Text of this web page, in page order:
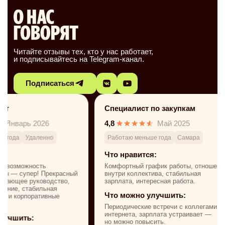
Читайте отзывы тех, кто у нас работает,
и подписывайтесь на Telegram-канал.
Подписаться
Специалист по закупкам
4,8
Май 2025
Работаю меньше года Самара
Комфортный график работы, отношение
внутри коллектива, стабильная
зарплата, интересная работа.
Что можно улучшить:
Периодические встречи с коллегами вне
интернета, зарплата устраивает —
но можно повысить.
4,5
Работаю 3-5
Нравится, что
и четкий
на свою
Крутое
и поддержка.
Что можно